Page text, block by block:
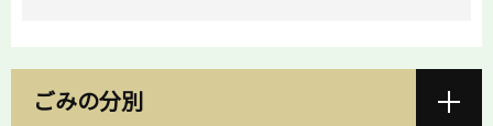
ごみの分別